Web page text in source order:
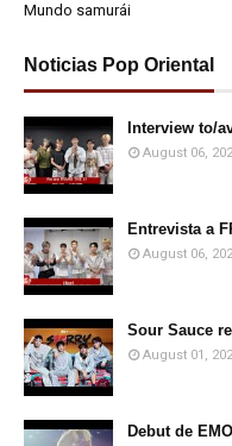
Mundo samurái
Noticias Pop Oriental
Interview to/
August 06,
Entrevista a
August 06,
Sour Sauce
August 01,
Debut de